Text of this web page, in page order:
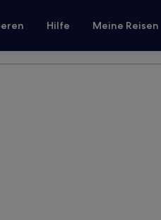
Hilfe Meine Reisen